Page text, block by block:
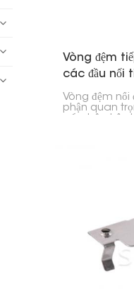
Vòng đệm
các đầu nối
Vòng đệm
phận quan